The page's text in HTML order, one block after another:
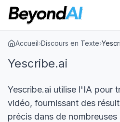
Accueil›Discours en Texte›
Yescribe.ai
Yescribe.ai utilise l'IA pour
vidéo, fournissant des
précis dans de nombreuses